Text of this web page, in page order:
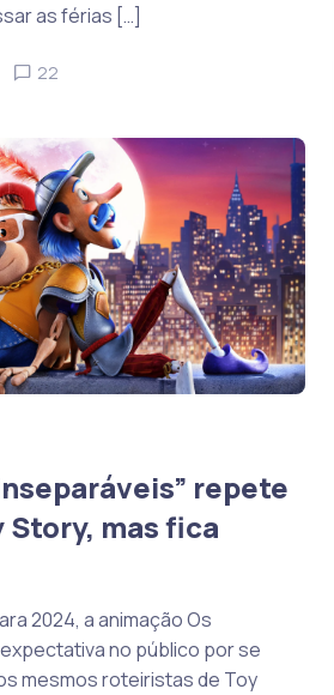
as férias […]
22
repete
mas fica
2024, a animação Os
no público por se
mesmos roteiristas de Toy